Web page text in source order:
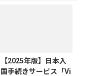
【2025年版】日本入
国手続きサービス「Vi